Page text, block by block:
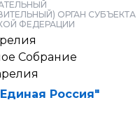
ОРГАН СУБЪЕКТА
ФЕДЕРАЦИИ
Собрание
Россия"